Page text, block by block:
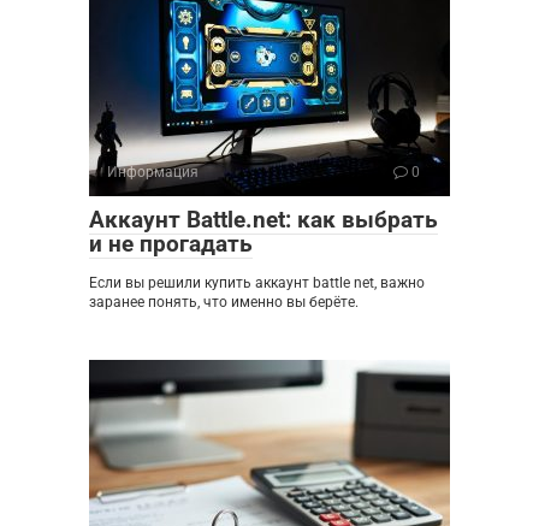
Информация 0
Аккаунт Battle.net: как выбрать
и не прогадать
Если вы решили купить аккаунт battle net, важно
заранее понять, что именно вы берёте.